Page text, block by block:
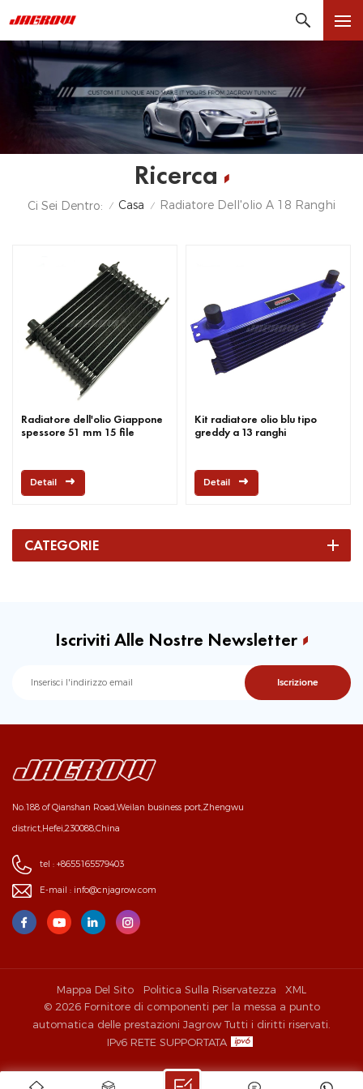
Ricerca
Ci Sei Dentro: / Casa / Radiatore Dell'olio A 18 Ranghi
Radiatore dell'olio Giappone
spessore 51 mm 15 file
Detail
Kit radiatore olio blu tipo
greddy a 13 ranghi
Detail
CATEGORIE
Iscriviti Alle Nostre Newsletter
No.188 of Qianshan Road,Weilan business port,Zhengwu
district,Hefei,230088,China
tel : +8655165579403
E-mail : info@cnjagrow.com
Mappa Del Sito Politica Sulla Riservatezza
XML
© 2026 Fornitore di componenti per la messa a punto
automatica delle prestazioni Jagrow Tutti i diritti riservati.
IPv6 RETE SUPPORTATA